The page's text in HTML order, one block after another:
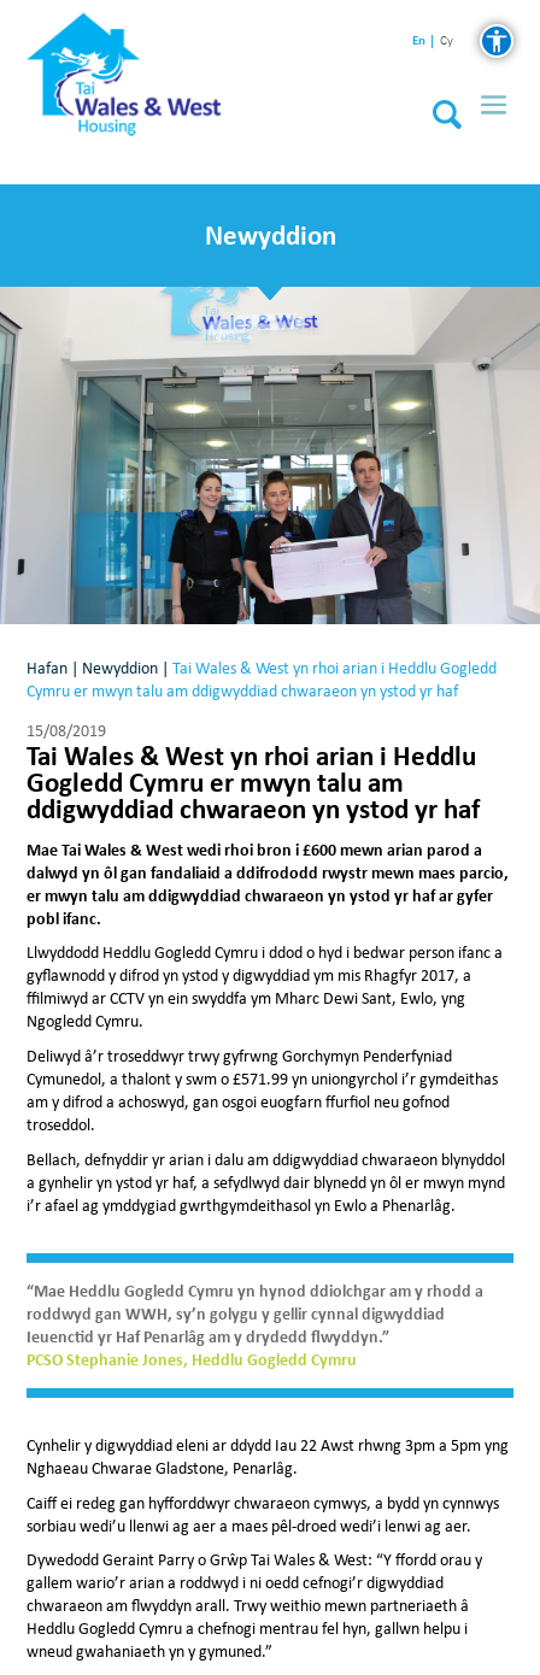
En Cy
Newyddion
Hafan | Newyddion |Tai Wales & West yn rhoi arian i Heddlu Gogledd
Cymru er mwyn talu am ddigwyddiad chwaraeon yn ystod yr haf
15/08/2019
Tai Wales & West yn rhoi arian i Heddlu
Gogledd Cymru er mwyn talu am
ddigwyddiad chwaraeon yn ystod yr haf
Mae Tai Wales & West wedi rhoi bron i £600 mewn arian parod a
dalwyd yn ôl gan fandaliaid a ddifrododd rwystr mewn maes parcio,
er mwyn talu am ddigwyddiad chwaraeon yn ystod yr haf ar gyfer
pobl ifanc.
Llwyddodd Heddlu Gogledd Cymru i ddod o hyd i bedwar person ifanc a
gyflawnodd y difrod yn ystod y digwyddiad ym mis Rhagfyr 2017, a
ffilmiwyd ar CCTV yn ein swyddfa ym Mharc Dewi Sant, Ewlo, yng
Ngogledd Cymru.
Deliwyd â’r troseddwyr trwy gyfrwng Gorchymyn Penderfyniad
Cymunedol, a thalont y swm o £571.99 yn uniongyrchol i’r gymdeithas
am y difrod a achoswyd, gan osgoi euogfarn ffurfiol neu gofnod
troseddol.
Bellach, defnyddir yr arian i dalu am ddigwyddiad chwaraeon blynyddol
a gynhelir yn ystod yr haf, a sefydlwyd dair blynedd yn ôl er mwyn mynd
i’r afael ag ymddygiad gwrthgymdeithasol yn Ewlo a Phenarlâg.
“Mae Heddlu Gogledd Cymru yn hynod ddiolchgar am y rhodd a
roddwyd gan WWH, sy’n golygu y gellir cynnal digwyddiad
Ieuenctid yr Haf Penarlâg am y drydedd flwyddyn.”
PCSO Stephanie Jones, Heddlu Gogledd Cymru
Cynhelir y digwyddiad eleni ar ddydd Iau 22 Awst rhwng 3pm a 5pm yng
Nghaeau Chwarae Gladstone, Penarlâg.
Caiff ei redeg gan hyfforddwyr chwaraeon cymwys, a bydd yn cynnwys
sorbiau wedi’u llenwi ag aer a maes pêl-droed wedi’i lenwi ag aer.
Dywedodd Geraint Parry o Grŵp Tai Wales & West: “Y ffordd orau y
gallem wario’r arian a roddwyd i ni oedd cefnogi’r digwyddiad
chwaraeon am flwyddyn arall. Trwy weithio mewn partneriaeth â
Heddlu Gogledd Cymru a chefnogi mentrau fel hyn, gallwn helpu i
wneud gwahaniaeth yn y gymuned.”